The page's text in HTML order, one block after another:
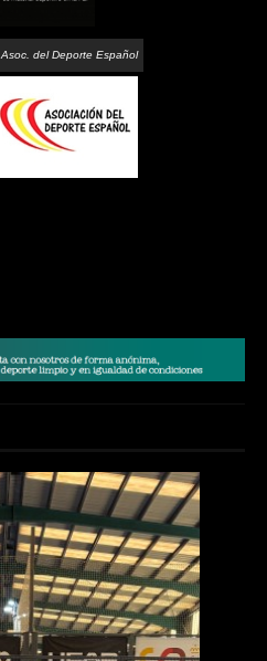
Asoc. del Deporte Español